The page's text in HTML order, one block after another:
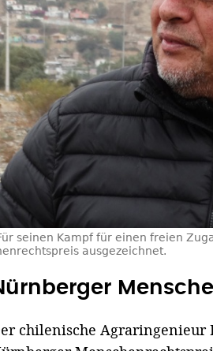
seinen Kampf für einen freien
ausgezeichnet.
chilenische Agraringenieur